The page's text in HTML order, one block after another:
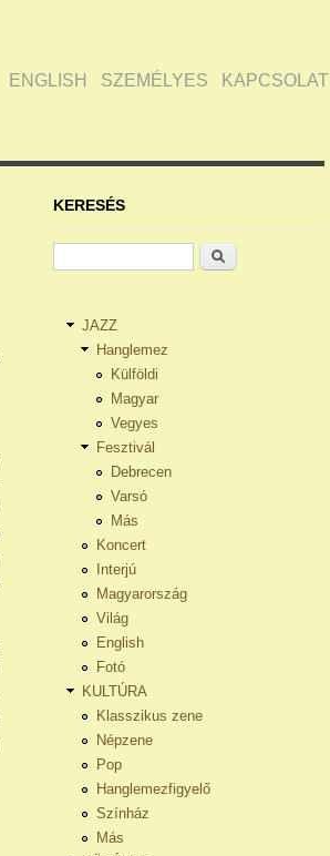
ENGLISH SZEMÉLYES KAPCSOLAT
KERESÉS
Keresés
JAZZ
Hanglemez
Külföldi
Magyar
Vegyes
Fesztivál
Debrecen
Varsó
Más
Koncert
Interjú
Magyarország
Világ
English
Fotó
KULTÚRA
Klasszikus zene
Népzene
Pop
Hanglemezfigyelő
Színház
Más